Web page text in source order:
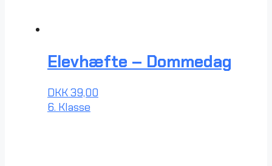
Elevhæfte – Dommedag
DKK39,00
6. Klasse